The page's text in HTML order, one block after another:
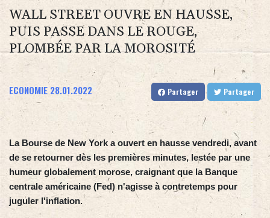
WALL STREET OUVRE EN HAUSSE,
PUIS PASSE DANS LE ROUGE,
PLOMBÉE PAR LA MOROSITÉ
ECONOMIE 28.01.2022 Partager Partager
La Bourse de New York a ouvert en hausse vendredi, avant
de se retourner dès les premières minutes, lestée par une
humeur globalement morose, craignant que la Banque
centrale américaine (Fed) n'agisse à contretemps pour
juguler l'inflation.